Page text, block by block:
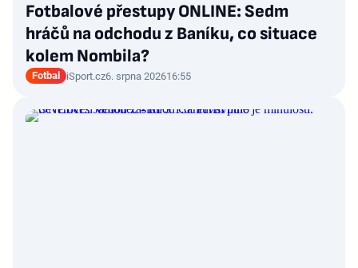
Fotbalové přestupy ONLINE: Sedm
hráčů na odchodu z Baníku, co situace
kolem Nombila?
Fotbal iSport.cz6. srpna 202616:55